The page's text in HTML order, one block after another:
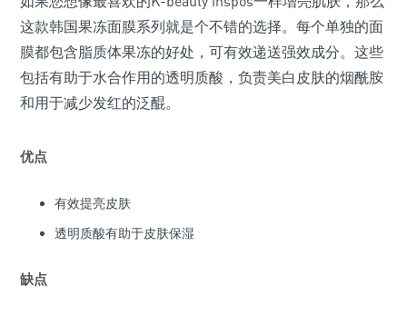
这款韩国果冻面膜系列就是个不错的选择。每个单独的面
膜都包含脂质体果冻的好处，可有效递送强效成分。这些
包括有助于水合作用的透明质酸，负责美白皮肤的烟酰胺
和用于减少发红的泛醌。
优点
有效提亮皮肤
透明质酸有助于皮肤保湿
缺点